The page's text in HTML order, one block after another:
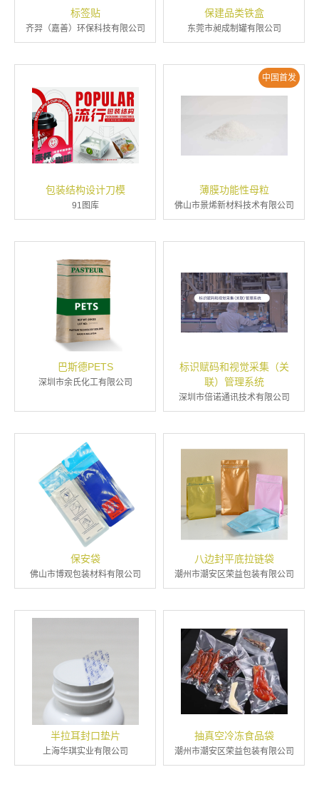
标签贴
齐羿（嘉善）环保科技有限公司
保建品类铁盒
东莞市昶成制罐有限公司
包装结构设计刀模
91图库
中国首发
薄膜功能性母粒
佛山市景烯新材料技术有限公司
巴斯德PETS
深圳市余氏化工有限公司
标识赋码和视觉采集（关
联）管理系统
深圳市倍诺通讯技术有限公司
保安袋
佛山市博观包装材料有限公司
八边封平底拉链袋
潮州市潮安区荣益包装有限公司
半拉耳封口垫片
上海华琪实业有限公司
抽真空冷冻食品袋
潮州市潮安区荣益包装有限公司